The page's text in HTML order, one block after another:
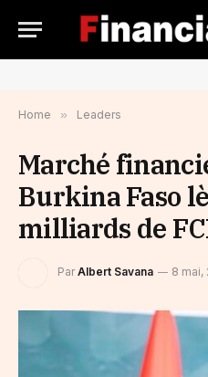
Home » Leaders
Marché
Burkina Faso
milliards de
Par Albert Savana 8 mai,